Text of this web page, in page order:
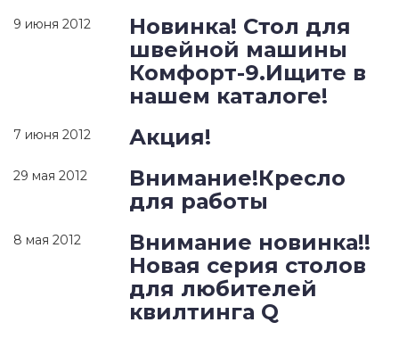
9 июня 2012
Новинка! Стол для
швейной машины
Комфорт-9.Ищите в
нашем каталоге!
7 июня 2012 Акция!
29 мая 2012
Внимание!Кресло
для работы
8 мая 2012
Внимание новинка!!
Новая серия столов
для любителей
квилтинга Q